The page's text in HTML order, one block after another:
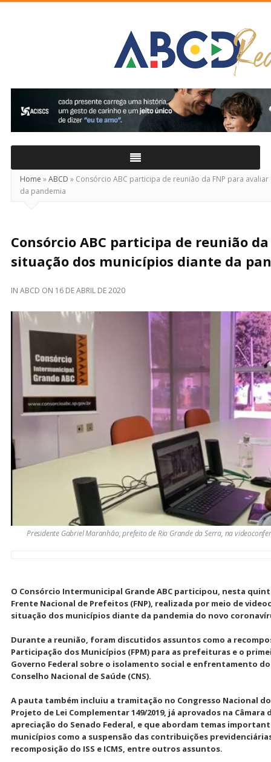
Home »ABCD » Consórcio ABC participa de reunião da FNP para
da pandemia
Consórcio ABC participa de reunião
situação dos municípios diante da
IN ABCD ON 16 DE ABRIL DE 2020
Presidente Gabriel Maranhão, prefeito de Rio Grande da Serra, na
O Consórcio Intermunicipal Grande ABC participou, nesta
Frente Nacional de Prefeitos (FNP), realizada por meio de
situação dos municípios diante da pandemia do novo
Durante a reunião, foram discutidos assuntos como a
Participação dos Municípios (FPM) para as prefeituras e o
Governo Federal sobre o isolamento social e enfrentamento
Conselho Nacional de Saúde (CNS).
A pauta também incluiu a tramitação no Congresso Nacional do
Projeto de Lei Complementar 149/2019, já aprovados na
apreciação do Senado Federal, e que abordam temas
municípios como a suspensão das contribuições previdenciárias
recomposição do ISS e ICMS, entre outros assuntos.